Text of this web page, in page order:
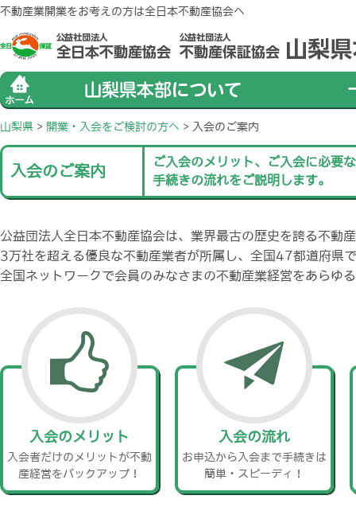
不動産業開業をお考えの方は全日本不動産協会へ
山梨県 > 開業・入会をご検討の方へ > 入会のご案内
入会のご案内
ご入会のメリット、ご入会に必要
手続きの流れをご説明します。
公益団法人全日本不動産協会は、業界最古の歴史を誇る不動
3万社を超える優良な不動産業者が所属し、全国47都道府県
全国ネットワークで会員のみなさまの不動産業経営をあらゆ
入会のメリット
入会者だけのメリットが不動
産経営をバックアップ！
入会の流れ
お申込から入会まで手続きは
簡単・スピーディ！